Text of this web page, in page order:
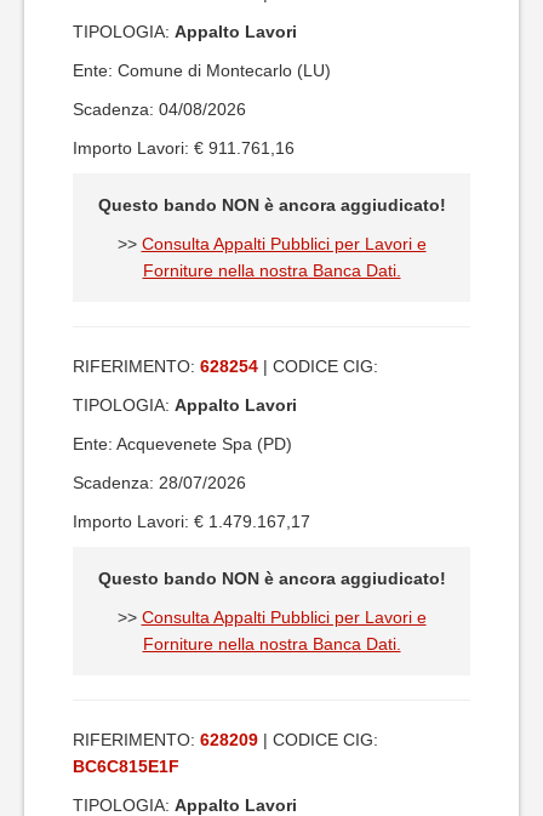
TIPOLOGIA: Appalto Lavori
Ente: Comune di Montecarlo (LU)
Scadenza: 04/08/2026
Importo Lavori: € 911.761,16
Questo bando NON è ancora aggiudicato!
>> Consulta Appalti Pubblici per Lavori e
Forniture nella nostra Banca Dati.
RIFERIMENTO: 628254 | CODICE CIG:
TIPOLOGIA: Appalto Lavori
Ente: Acquevenete Spa (PD)
Scadenza: 28/07/2026
Importo Lavori: € 1.479.167,17
Questo bando NON è ancora aggiudicato!
>> Consulta Appalti Pubblici per Lavori e
Forniture nella nostra Banca Dati.
RIFERIMENTO: 628209 | CODICE CIG:
BC6C815E1F
TIPOLOGIA: Appalto Lavori